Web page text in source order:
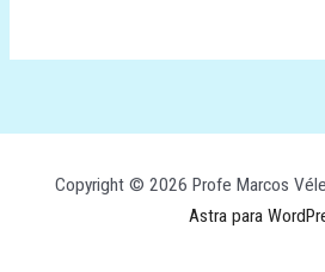
Copyright © 2026 Profe Marcos
Astra para